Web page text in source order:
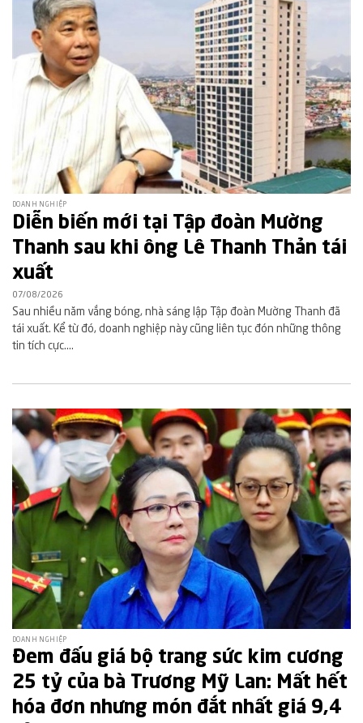
DOANH NGHIỆP
Diễn biến mới tại Tập đoàn Mường
Thanh sau khi ông Lê Thanh Thản tái
xuất
07/08/2026
Sau nhiều năm vắng bóng, nhà sáng lập Tập đoàn Mường Thanh đã
tái xuất. Kể từ đó, doanh nghiệp này cũng liên tục đón những thông
tin tích cực....
DOANH NGHIỆP
Đem đấu giá bộ trang sức kim cương
25 tỷ của bà Trương Mỹ Lan: Mất hết
hóa đơn nhưng món đắt nhất giá 9,4